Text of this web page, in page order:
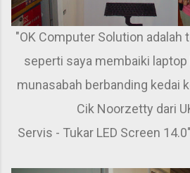
"OK Computer Solution adalah
seperti saya membaiki
munasabah berbanding kedai
Cik Noorzetty dari
Servis - Tukar LED Screen